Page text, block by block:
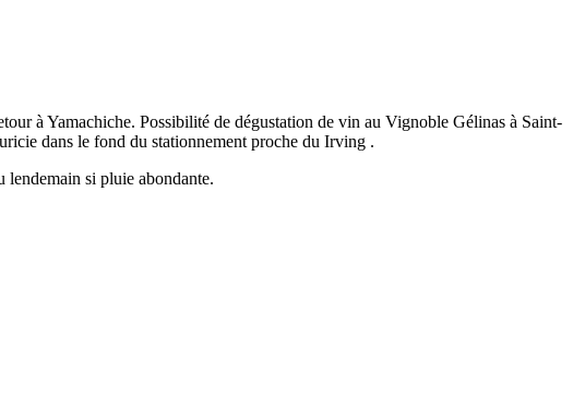
à Yamachiche. Possibilité de dégustation de vin au Vignoble Gélinas à Saint-
dans le fond du stationnement proche du Irving .
lendemain si pluie abondante.